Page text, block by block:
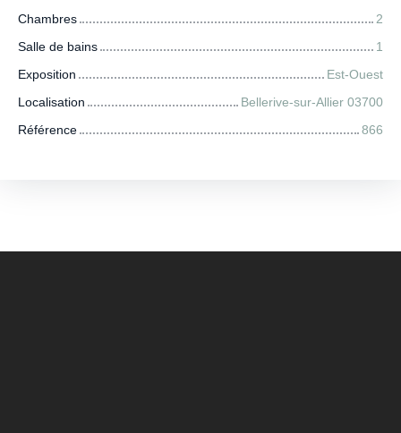
Chambres
2
Salle de bains
1
Exposition
Est-Ouest
Localisation
Bellerive-sur-Allier 03700
Référence
866